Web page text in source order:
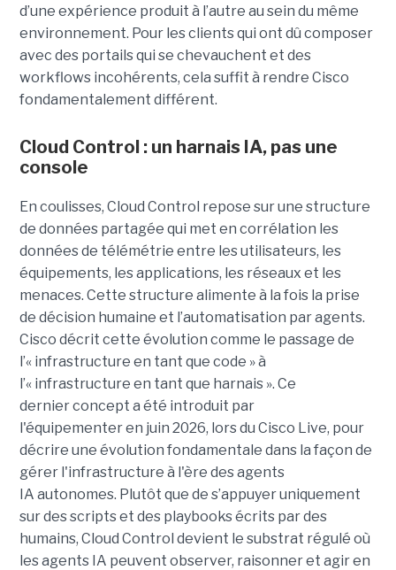
d’une expérience produit à l’autre au sein du même
environnement. Pour les clients qui ont dû composer
avec des portails qui se chevauchent et des
workflows incohérents, cela suffit à rendre Cisco
fondamentalement différent.
Cloud Control : un harnais IA, pas une
console
En coulisses, Cloud Control repose sur une structure
de données partagée qui met en corrélation les
données de télémétrie entre les utilisateurs, les
équipements, les applications, les réseaux et les
menaces. Cette structure alimente à la fois la prise
de décision humaine et l’automatisation par agents.
Cisco décrit cette évolution comme le passage de
l’« infrastructure en tant que code » à
l’« infrastructure en tant que harnais ». Ce
dernier concept a été introduit par
l'équipementer en juin 2026, lors du Cisco Live, pour
décrire une évolution fondamentale dans la façon de
gérer l'infrastructure à l'ère des agents
IA autonomes. Plutôt que de s’appuyer uniquement
sur des scripts et des playbooks écrits par des
humains, Cloud Control devient le substrat régulé où
les agents IA peuvent observer, raisonner et agir en